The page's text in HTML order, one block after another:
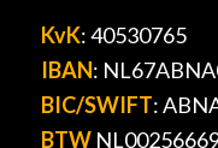
KvK: 40530765
IBAN:
BIC/SWIFT:
BTW